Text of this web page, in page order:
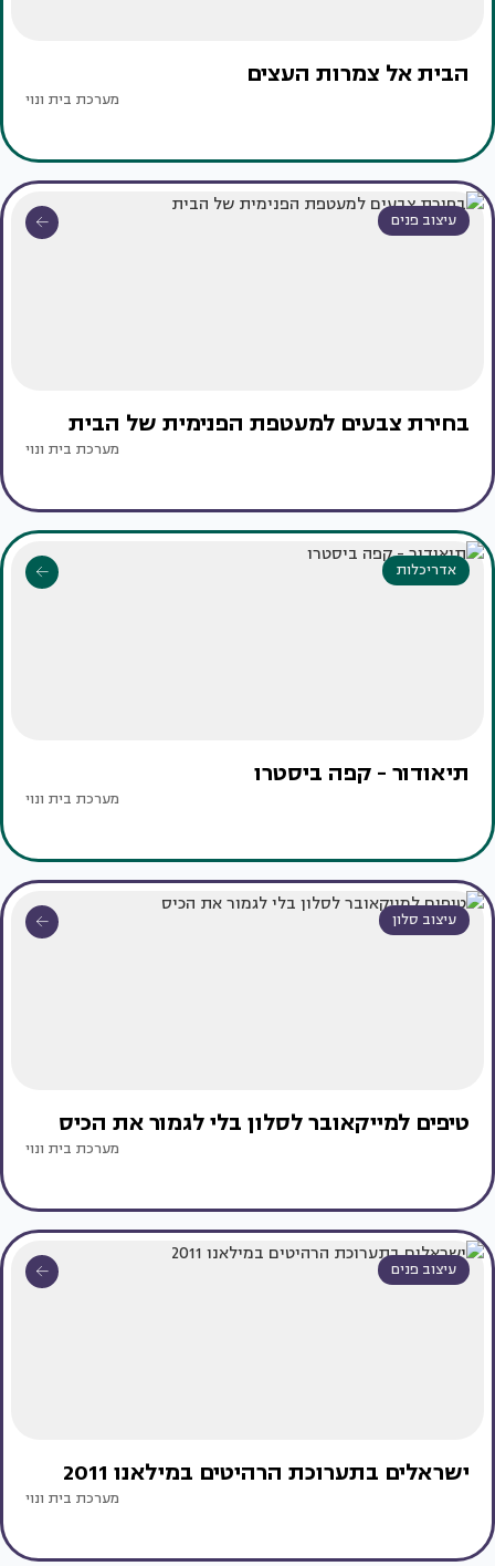
הבית אל צמרות העצים
מערכת בית ונוי
עיצוב פנים
בחירת צבעים למעטפת הפנימית של הבית
מערכת בית ונוי
אדריכלות
תיאודור - קפה ביסטרו
מערכת בית ונוי
עיצוב סלון
טיפים למייקאובר לסלון בלי לגמור את הכיס
מערכת בית ונוי
עיצוב פנים
ישראלים בתערוכת הרהיטים במילאנו 2011
מערכת בית ונוי